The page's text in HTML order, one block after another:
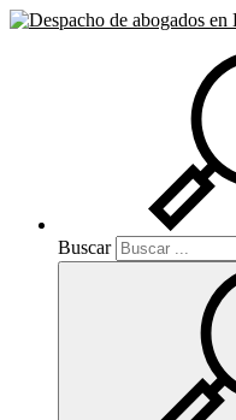
Buscar